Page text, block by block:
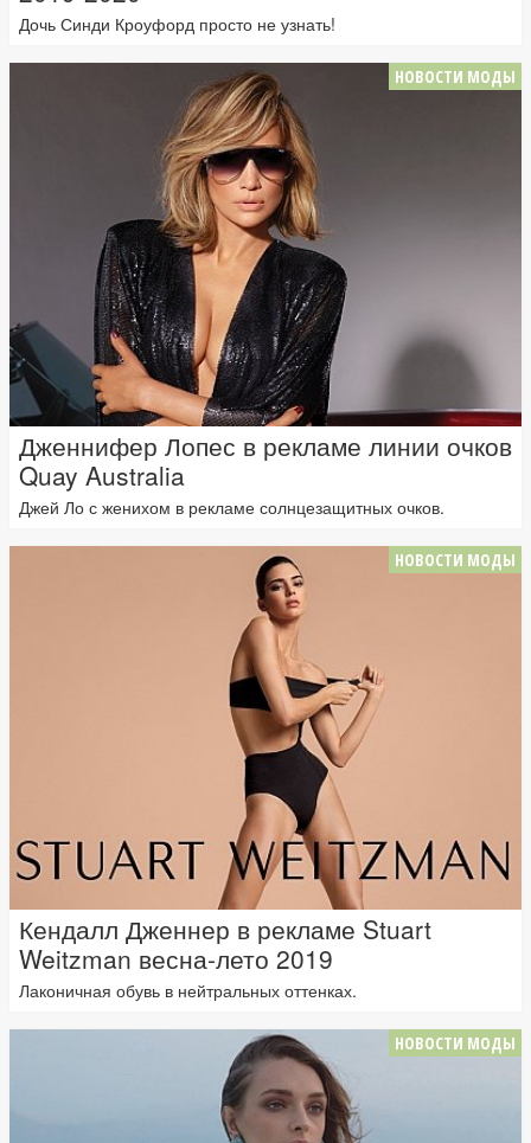
Дочь Синди Кроуфорд просто не узнать!
НОВОСТИ МОДЫ
Дженнифер Лопес в рекламе линии очков
Quay Australia
Джей Ло с женихом в рекламе солнцезащитных очков.
НОВОСТИ МОДЫ
Кендалл Дженнер в рекламе Stuart
Weitzman весна-лето 2019
Лаконичная обувь в нейтральных оттенках.
НОВОСТИ МОДЫ